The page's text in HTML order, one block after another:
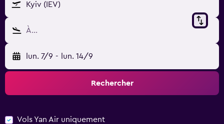
Kyiv (IEV)
À…
lun. 7/9 - lun. 14/9
Rechercher
Vols Yan Air uniquement